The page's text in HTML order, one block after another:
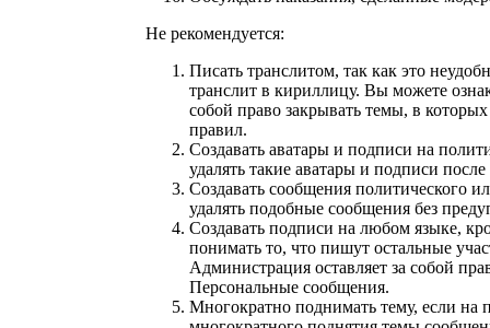
Не рекомендуется:
Писать транслитом, так как это
транслит в кириллицу. Вы можете
собой право закрывать темы, в
правил.
Создавать аватары и подписи на
удалять такие аватары и подписи
Создавать сообщения политического
удалять подобные сообщения без
Создавать подписи на любом языке,
понимать то, что пишут остальные
Администрация оставляет за собой
Персональные сообщения.
Многократно поднимать тему, если на